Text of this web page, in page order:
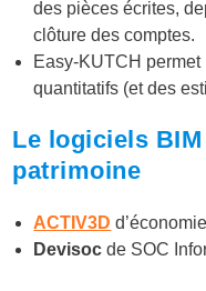
des pièces écrites,
clôture des comptes.
Easy-KUTCH
quantitatifs (et des
Le logiciels
patrimoine
ACTIV3D
Devisoc de SOC